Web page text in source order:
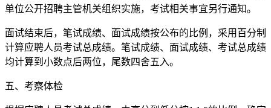
单位公开招聘主管机关组织实施，考试相关事宜另行通知。
面试结束后，笔试成绩、面试成绩按公布的比例，采用百分制
计算应聘人员考试总成绩。笔试成绩、面试成绩、考试总成绩
均计算到小数点后两位，尾数四舍五入。
五、考察体检